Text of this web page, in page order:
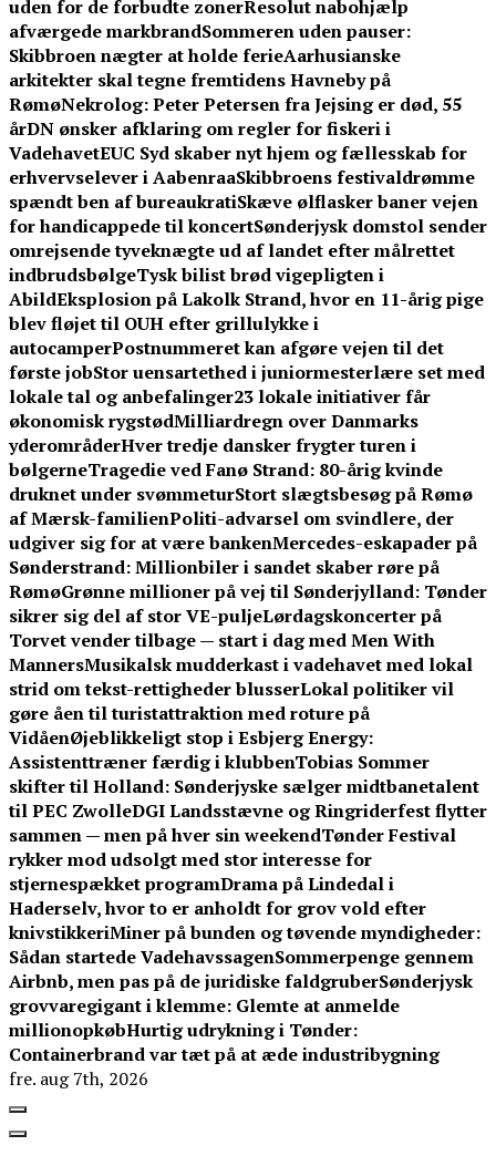
uden for de forbudte zonerResolut nabohjælp
afværgede markbrandSommeren uden pauser:
Skibbroen nægter at holde ferieAarhusianske
arkitekter skal tegne fremtidens Havneby på
RømøNekrolog: Peter Petersen fra Jejsing er død, 55
årDN ønsker afklaring om regler for fiskeri i
VadehavetEUC Syd skaber nyt hjem og fællesskab for
erhvervselever i AabenraaSkibbroens festivaldrømme
spændt ben af bureaukratiSkæve ølflasker baner vejen
for handicappede til koncertSønderjysk domstol sender
omrejsende tyveknægte ud af landet efter målrettet
indbrudsbølgeTysk bilist brød vigepligten i
AbildEksplosion på Lakolk Strand, hvor en 11-årig pige
blev fløjet til OUH efter grillulykke i
autocamperPostnummeret kan afgøre vejen til det
første jobStor uensartethed i juniormesterlære set med
lokale tal og anbefalinger23 lokale initiativer får
økonomisk rygstødMilliardregn over Danmarks
yderområderHver tredje dansker frygter turen i
bølgerneTragedie ved Fanø Strand: 80-årig kvinde
druknet under svømmeturStort slægtsbesøg på Rømø
af Mærsk-familienPoliti-advarsel om svindlere, der
udgiver sig for at være bankenMercedes-eskapader på
Sønderstrand: Millionbiler i sandet skaber røre på
RømøGrønne millioner på vej til Sønderjylland: Tønder
sikrer sig del af stor VE-puljeLørdagskoncerter på
Torvet vender tilbage — start i dag med Men With
MannersMusikalsk mudderkast i vadehavet med lokal
strid om tekst-rettigheder blusserLokal politiker vil
gøre åen til turistattraktion med roture på
VidåenØjeblikkeligt stop i Esbjerg Energy:
Assistenttræner færdig i klubbenTobias Sommer
skifter til Holland: Sønderjyske sælger midtbanetalent
til PEC ZwolleDGI Landsstævne og Ringriderfest flytter
sammen — men på hver sin weekendTønder Festival
rykker mod udsolgt med stor interesse for
stjernespækket programDrama på Lindedal i
Haderselv, hvor to er anholdt for grov vold efter
knivstikkeriMiner på bunden og tøvende myndigheder:
Sådan startede VadehavssagenSommerpenge gennem
Airbnb, men pas på de juridiske faldgruberSønderjysk
grovvaregigant i klemme: Glemte at anmelde
millionopkøbHurtig udrykning i Tønder:
Containerbrand var tæt på at æde industribygning
fre. aug 7th, 2026